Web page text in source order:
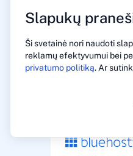
Slapukų
Ši svetainė nori naudoti
reklamų efektyvumui bei
privatumo politiką. Ar